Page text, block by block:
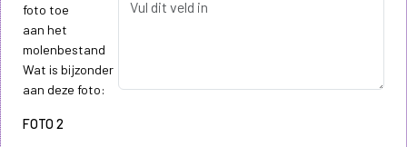
foto toe
aan het
molenbestand
Wat is bijzonder
aan deze foto:
FOTO 2